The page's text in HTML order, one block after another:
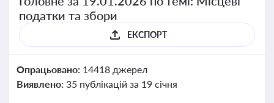
податки та збори
ЕКСПОРТ
Опрацьовано: 14418 джерел
Виявлено: 35 публікацій за 19 січня